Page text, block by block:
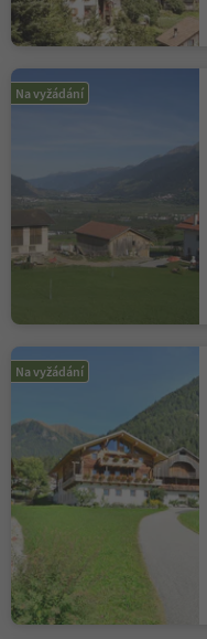
Na vyžádání
Na vyžádání